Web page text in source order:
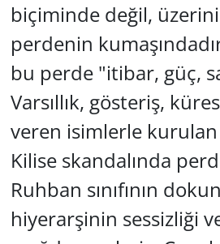
biçiminde değil,
perdenin
bu perde "itibar, güç,
Varsıllık, gösteriş,
veren isimlerle
Kilise skandalında
Ruhban sınıfının
hiyerarşinin sessizliği